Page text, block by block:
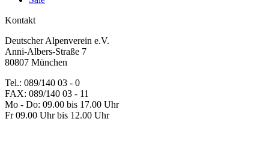
Kontakt
Deutscher Alpenverein e.V.
Anni-Albers-Straße 7
80807 München
Tel.: 089/140 03 - 0
FAX: 089/140 03 - 11
Mo - Do: 09.00 bis 17.00 Uhr
Fr 09.00 Uhr bis 12.00 Uhr